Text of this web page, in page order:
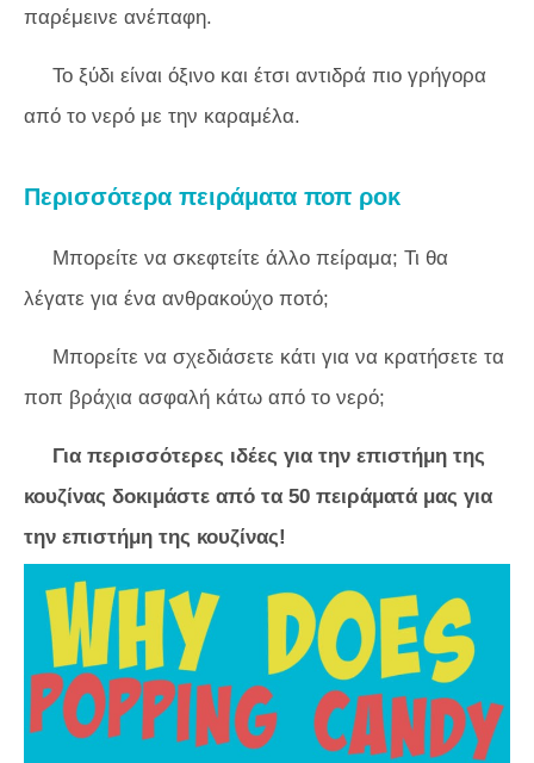
παρέμεινε ανέπαφη.
Το ξύδι είναι όξινο και έτσι αντιδρά πιο γρήγορα
από το νερό με την καραμέλα.
Περισσότερα πειράματα ποπ ροκ
Μπορείτε να σκεφτείτε άλλο πείραμα; Τι θα
λέγατε για ένα ανθρακούχο ποτό;
Μπορείτε να σχεδιάσετε κάτι για να κρατήσετε τα
ποπ βράχια ασφαλή κάτω από το νερό;
Για περισσότερες ιδέες για την επιστήμη της
κουζίνας δοκιμάστε από τα 50 πειράματά μας για
την επιστήμη της κουζίνας!